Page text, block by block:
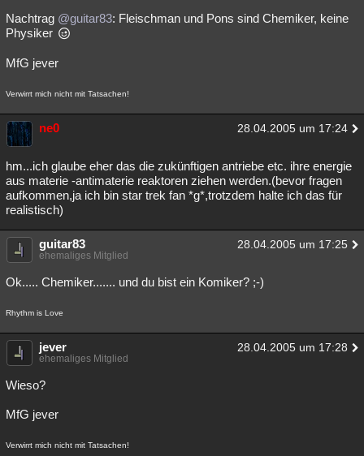
Nachtrag @guitar83: Fleischman und Pons sind Chemiker, keine
Physiker
MfG jever
Verwirrt mich nicht mit Tatsachen!
ne0 28.04.2005 um 17:24
hm...ich glaube eher das die zukünftigen antriebe etc. ihre energie
aus materie -antimaterie reaktoren ziehen werden.(bevor fragen
aufkommen,ja ich bin star trek fan *g*,trotzdem halte ich das für
realistisch)
guitar83 28.04.2005 um 17:25
ehemaliges Mitglied
Ok..... Chemiker....... und du bist ein Komiker? ;-)
Rhythm is Love
jever 28.04.2005 um 17:28
ehemaliges Mitglied
Wieso?
MfG jever
Verwirrt mich nicht mit Tatsachen!